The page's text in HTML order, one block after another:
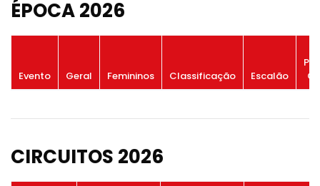
ÉPOCA 2026
Evento Geral Femininos Classificação Escalão
CIRCUITOS 2026